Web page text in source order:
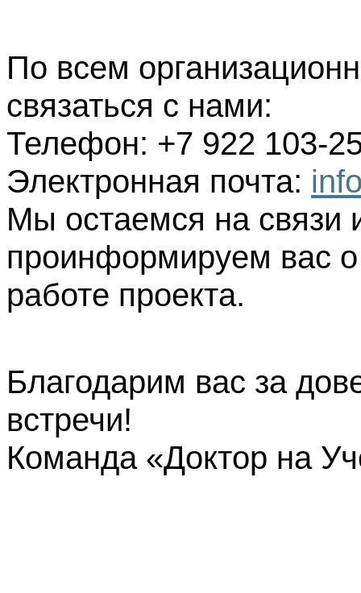
По всем
связаться с нами:
Телефон: +7 922 103-
Электронная почта:
Мы остаемся на связи
проинформируем вас
работе проекта.
Благодарим вас за
встречи!
Команда «Доктор на